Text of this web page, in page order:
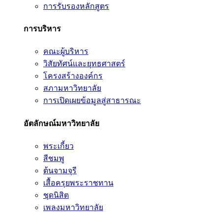
การรับรองหลักสูตร
การบริหาร
คณะผู้บริหาร
วิสัยทัศน์และยุทธศาสตร์
โครงสร้างองค์กร
สภามหาวิทยาลัย
การเปิดเผยข้อมูลสู่สาธารณะ
อัตลักษณ์มหาวิทยาลัย
พระเกี้ยว
สีชมพู
ต้นจามจุรี
เสื้อครุยพระราชทาน
ชุดนิสิต
เพลงมหาวิทยาลัย